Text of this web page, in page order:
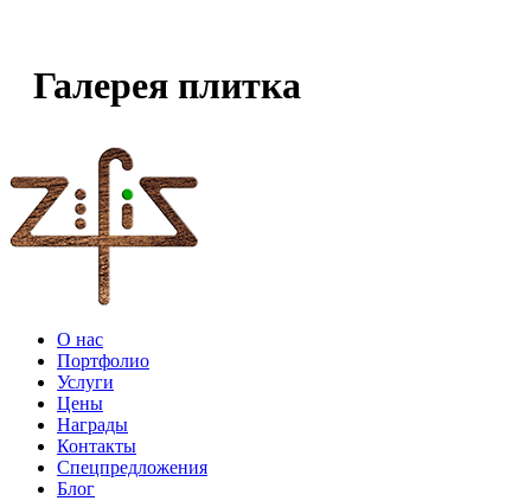
Галерея плитка
О нас
Портфолио
Услуги
Цены
Награды
Контакты
Спецпредложения
Блог